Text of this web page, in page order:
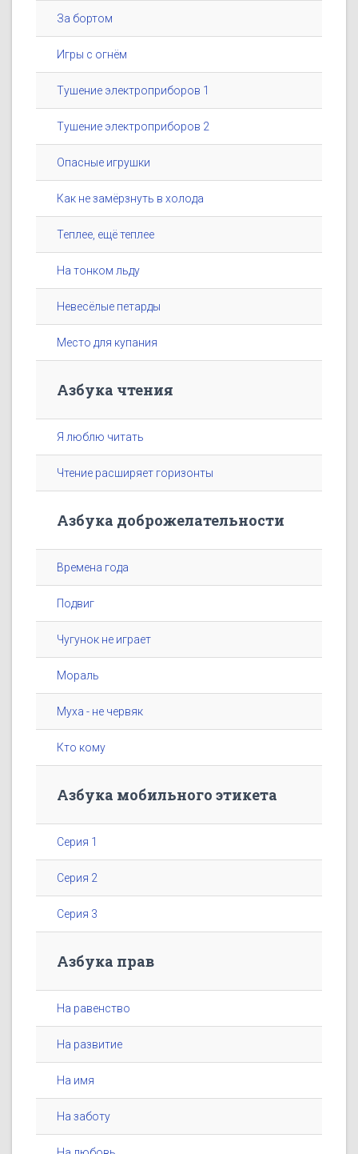
За бортом
Игры с огнём
Тушение электроприборов 1
Тушение электроприборов 2
Опасные игрушки
Как не замёрзнуть в холода
Теплее, ещё теплее
На тонком льду
Невесёлые петарды
Место для купания
Азбука чтения
Я люблю читать
Чтение расширяет горизонты
Азбука доброжелательности
Времена года
Подвиг
Чугунок не играет
Мораль
Муха - не червяк
Кто кому
Азбука мобильного этикета
Серия 1
Серия 2
Серия 3
Азбука прав
На равенство
На развитие
На имя
На заботу